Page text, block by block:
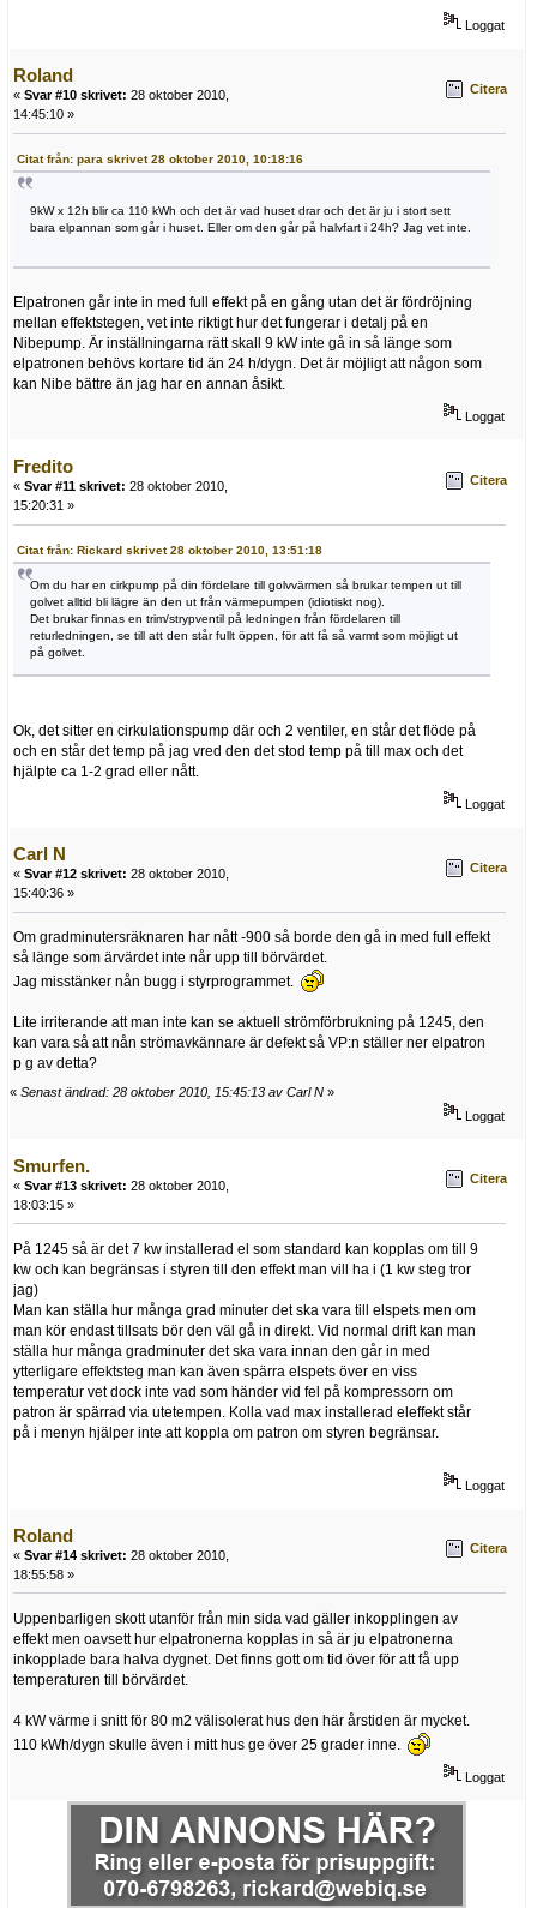
Loggat
Roland
« Svar #10 skrivet: 28 oktober 2010,
14:45:10 »
Citera
Citat från: para skrivet 28 oktober 2010, 10:18:16
9kW x 12h blir ca 110 kWh och det är vad huset drar och det är ju i stort sett
bara elpannan som går i huset. Eller om den går på halvfart i 24h? Jag vet inte.
Elpatronen går inte in med full effekt på en gång utan det är fördröjning
mellan effektstegen, vet inte riktigt hur det fungerar i detalj på en
Nibepump. Är inställningarna rätt skall 9 kW inte gå in så länge som
elpatronen behövs kortare tid än 24 h/dygn. Det är möjligt att någon som
kan Nibe bättre än jag har en annan åsikt.
Loggat
Fredito
« Svar #11 skrivet: 28 oktober 2010,
15:20:31 »
Citera
Citat från: Rickard skrivet 28 oktober 2010, 13:51:18
Om du har en cirkpump på din fördelare till golvvärmen så brukar tempen ut till
golvet alltid bli lägre än den ut från värmepumpen (idiotiskt nog).
Det brukar finnas en trim/strypventil på ledningen från fördelaren till
returledningen, se till att den står fullt öppen, för att få så varmt som möjligt ut
på golvet.
Ok, det sitter en cirkulationspump där och 2 ventiler, en står det flöde på
och en står det temp på jag vred den det stod temp på till max och det
hjälpte ca 1-2 grad eller nått.
Loggat
Carl N
« Svar #12 skrivet: 28 oktober 2010,
15:40:36 »
Citera
Om gradminutersräknaren har nått -900 så borde den gå in med full effekt
så länge som ärvärdet inte når upp till börvärdet.
Jag misstänker nån bugg i styrprogrammet.
Lite irriterande att man inte kan se aktuell strömförbrukning på 1245, den
kan vara så att nån strömavkännare är defekt så VP:n ställer ner elpatron
p g av detta?
« Senast ändrad: 28 oktober 2010, 15:45:13 av Carl N »
Loggat
Smurfen.
« Svar #13 skrivet: 28 oktober 2010,
18:03:15 »
Citera
På 1245 så är det 7 kw installerad el som standard kan kopplas om till 9
kw och kan begränsas i styren till den effekt man vill ha i (1 kw steg tror
jag)
Man kan ställa hur många grad minuter det ska vara till elspets men om
man kör endast tillsats bör den väl gå in direkt. Vid normal drift kan man
ställa hur många gradminuter det ska vara innan den går in med
ytterligare effektsteg man kan även spärra elspets över en viss
temperatur vet dock inte vad som händer vid fel på kompressorn om
patron är spärrad via utetempen. Kolla vad max installerad eleffekt står
på i menyn hjälper inte att koppla om patron om styren begränsar.
Loggat
Roland
« Svar #14 skrivet: 28 oktober 2010,
18:55:58 »
Citera
Uppenbarligen skott utanför från min sida vad gäller inkopplingen av
effekt men oavsett hur elpatronerna kopplas in så är ju elpatronerna
inkopplade bara halva dygnet. Det finns gott om tid över för att få upp
temperaturen till börvärdet.
4 kW värme i snitt för 80 m2 välisolerat hus den här årstiden är mycket.
110 kWh/dygn skulle även i mitt hus ge över 25 grader inne.
Loggat